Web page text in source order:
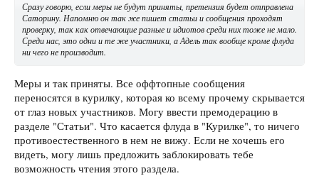
Сразу говорю, если меры не будут приняты, претензия будет отправлена
Саторину. Напомню он так же пишет статьи и сообщения проходят
проверку, так как отвечающие разные и идиотов среди них тоже не мало.
Среди нас, это одни и те же участники, а Адель так вообще кроме флуда
ни чего не производит.
Меры и так приняты. Все оффтопные сообщения
переносятся в курилку, которая ко всему прочему скрывается
от глаз новых участников. Могу ввести премодерацию в
разделе "Статьи". Что касается флуда в "Курилке", то ничего
противоестественного в нем не вижу. Если не хочешь его
видеть, могу лишь предложить заблокировать тебе
возможность чтения этого раздела.